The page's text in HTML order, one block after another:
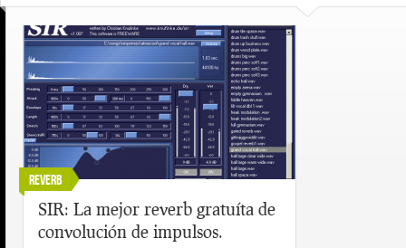
Korg lanza SDD-3000, el nuevo
pedal de delay.
Tutorial de CLA Effects, aprende a
aplicar efectos a tus voces.
Reverb
SIR: La mejor reverb gratuíta de
convolución de impulsos.